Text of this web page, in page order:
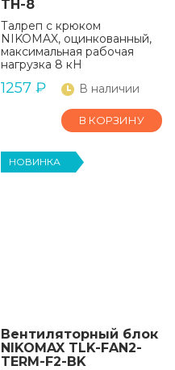
TH-8
Талреп с крюком
NIKOMAX, оцинкованный,
максимальная рабочая
нагрузка 8 кН
1257 ₽ В наличии
В КОРЗИНУ
НОВИНКА
Вентиляторный блок
NIKOMAX TLK-FAN2-
TERM-F2-BK